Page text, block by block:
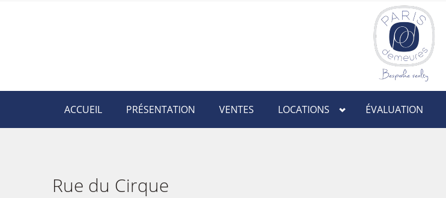
ACCUEIL PRÉSENTATION VENTES LOCATIONS ÉVALUATION
Rue du Cirque